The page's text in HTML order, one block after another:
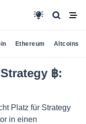
Ethereum Altcoins
฿:
Platz für Strategy
in einen